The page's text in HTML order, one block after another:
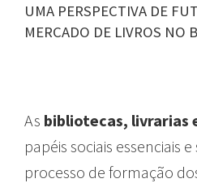
UMA PERSPECTIVA DE
MERCADO DE LIVROS NO
As bibliotecas, livrarias
papéis sociais essenciais
processo de formação